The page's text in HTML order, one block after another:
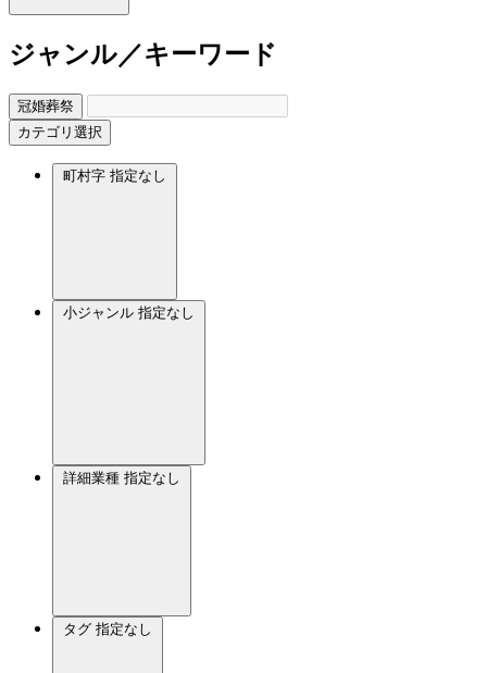
ジャンル／キーワード
冠婚葬祭
カテゴリ選択
町村字 指定なし
小ジャンル 指定なし
詳細業種 指定なし
タグ 指定なし